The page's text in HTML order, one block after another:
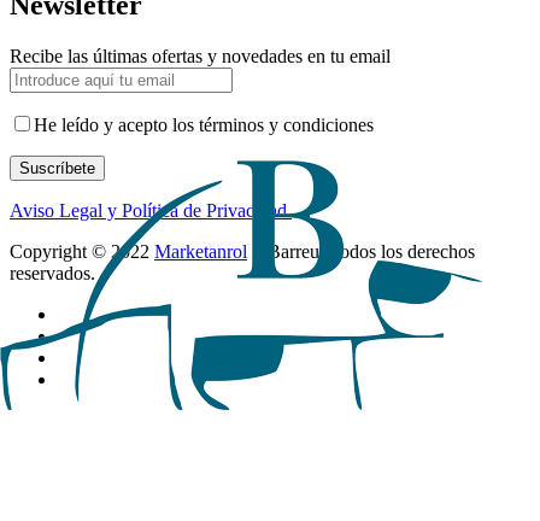
Recibe las últimas ofertas y novedades en tu email
He leído y acepto los términos y condiciones
Suscríbete
Aviso Legal y Política de Privacidad.
Copyright © 2022 Marketanrol + Barreu, Todos los derechos
reservados.